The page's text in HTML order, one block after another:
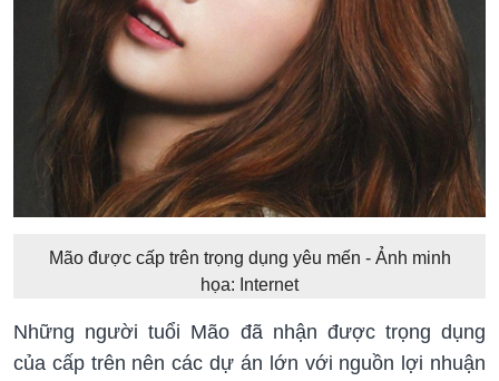
Mão được cấp trên trọng dụng yêu mến - Ảnh minh
họa: Internet
Những người tuổi Mão đã nhận được trọng dụng
của cấp trên nên các dự án lớn với nguồn lợi nhuận